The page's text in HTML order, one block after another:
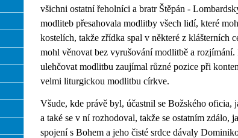
všichni ostatní řeholníci a bratr Štěpán -
modliteb přesahovala modlitby všech lidí, které
kostelích, takže zřídka spal v některé z klášterních
mohl věnovat bez vyrušování modlitbě a
ulehčovat modlitbu zaujímal různé pozice při
velmi liturgickou modlitbu církve.
Všude, kde právě byl, účastnil se Božského
a také se v ní rozhodoval, takže se ostatním
spojení s Bohem a jeho čisté srdce dávaly